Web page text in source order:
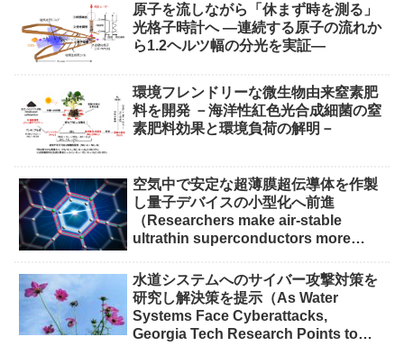
原子を流しながら「休まず時を測る」
光格子時計へ ―連続する原子の流れか
ら1.2ヘルツ幅の分光を実証―
環境フレンドリーな微生物由来窒素肥
料を開発 －海洋性紅色光合成細菌の窒
素肥料効果と環境負荷の解明－
空気中で安定な超薄膜超伝導体を作製
し量子デバイスの小型化へ前進
（Researchers make air-stable
ultrathin superconductors more
水道システムへのサイバー攻撃対策を
研究し解決策を提示（As Water
Systems Face Cyberattacks,
Georgia Tech Research Points to